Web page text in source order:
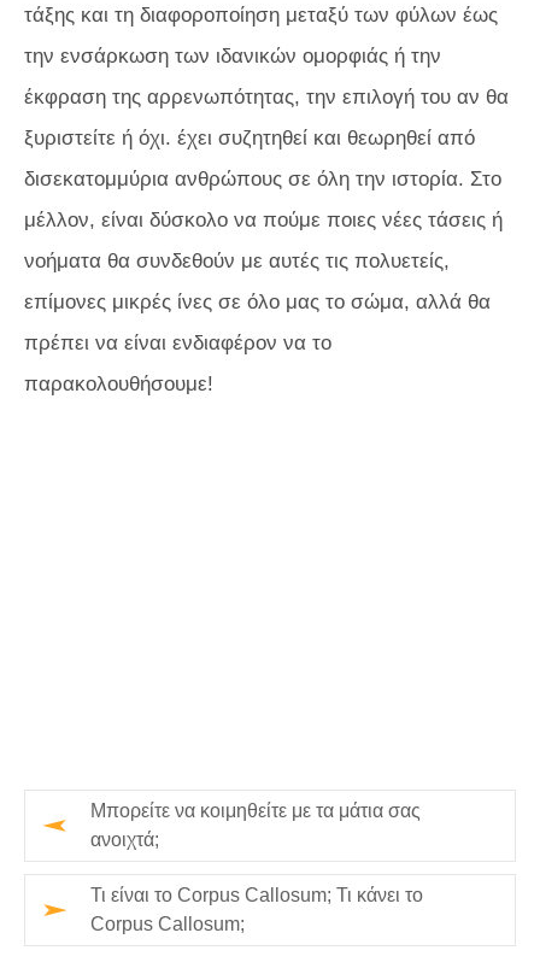
τάξης και τη διαφοροποίηση μεταξύ των φύλων έως
την ενσάρκωση των ιδανικών ομορφιάς ή την
έκφραση της αρρενωπότητας, την επιλογή του αν θα
ξυριστείτε ή όχι. έχει συζητηθεί και θεωρηθεί από
δισεκατομμύρια ανθρώπους σε όλη την ιστορία. Στο
μέλλον, είναι δύσκολο να πούμε ποιες νέες τάσεις ή
νοήματα θα συνδεθούν με αυτές τις πολυετείς,
επίμονες μικρές ίνες σε όλο μας το σώμα, αλλά θα
πρέπει να είναι ενδιαφέρον να το
παρακολουθήσουμε!
Μπορείτε να κοιμηθείτε με τα μάτια σας
ανοιχτά;
Τι είναι το Corpus Callosum; Τι κάνει το
Corpus Callosum;